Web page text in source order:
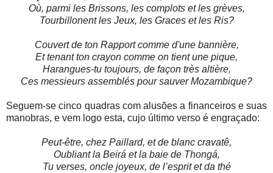
Où, parmi les Brissons, les complots et les grèves,
Tourbillonent les Jeux, les Graces et les Ris?
Couvert de ton Rapport comme d'une bannière,
Et tenant ton crayon comme on tient une pique,
Harangues-tu toujours, de façon très altière,
Ces messieurs assemblés pour sauver Mozambique?
Seguem-se cinco quadras com alusões a financeiros e suas
manobras, e vem logo esta, cujo último verso é engraçado:
Peut-être, chez Paillard, et de blanc cravatê,
Oubliant la Beirá et la baie de Thongá,
Tu verses, oncle joyeux, de l’esprit et da thé